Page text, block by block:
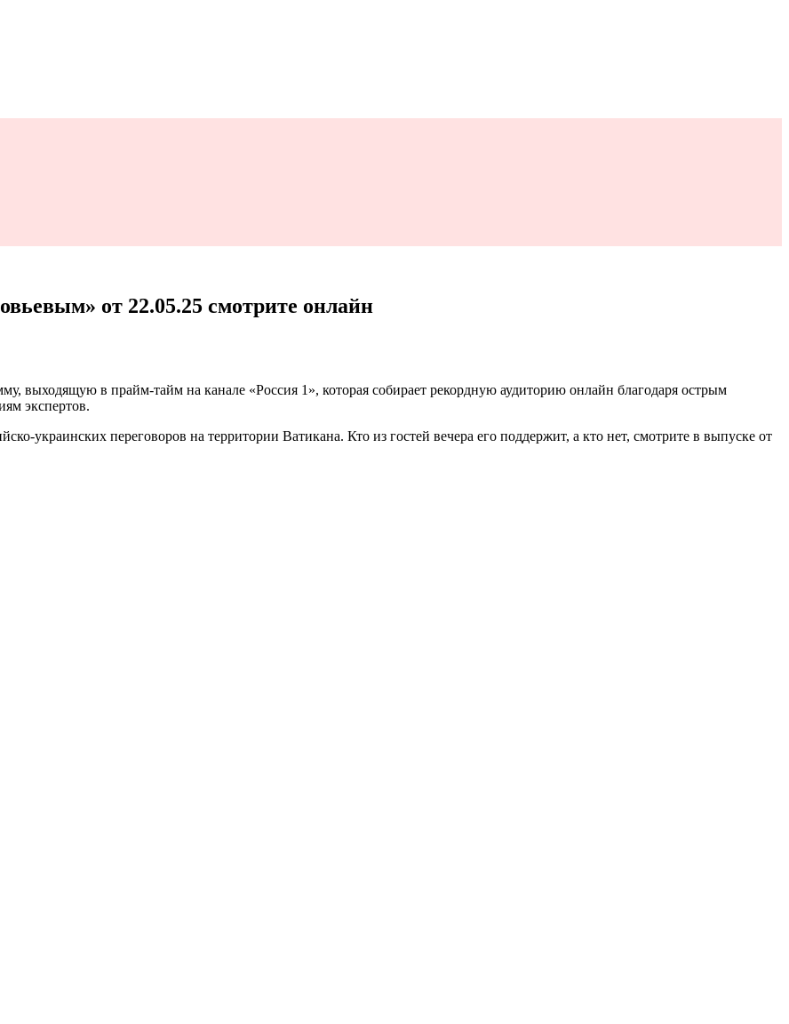
от 22.05.25 смотрите онлайн
выходящую в прайм-тайм на канале «Россия 1», которая собирает рекордную аудиторию онлайн благодаря острым
экспертов.
украинских переговоров на территории Ватикана. Кто из гостей вечера его поддержит, а кто нет, смотрите в выпуске от